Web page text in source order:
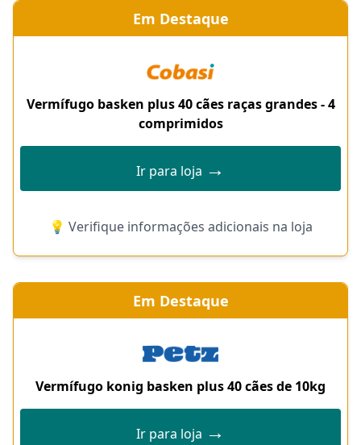
Em Destaque
Vermífugo basken plus 40 cães raças grandes - 4
comprimidos
Ir para loja →
💡 Verifique informações adicionais na loja
Em Destaque
Vermífugo konig basken plus 40 cães de 10kg
Ir para loja →